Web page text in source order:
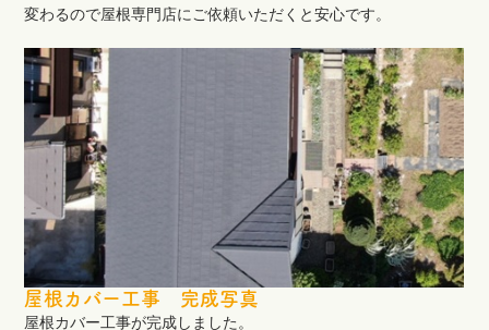
変わるので屋根専門店にご依頼いただくと安心です。
屋根カバー工事 完成写真
屋根カバー工事が完成しました。